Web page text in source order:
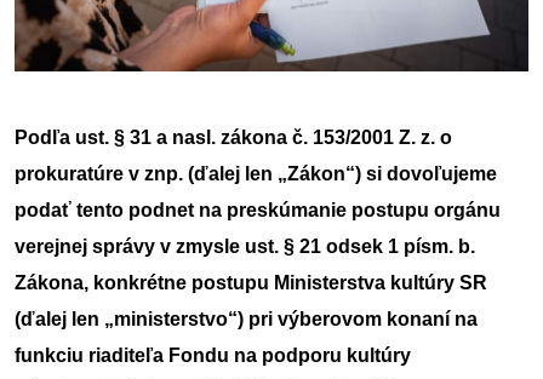
Podľa ust. § 31 a nasl. zákona č. 153/2001 Z. z. o
prokuratúre v znp. (ďalej len „Zákon“) si dovoľujeme
podať tento podnet na preskúmanie postupu orgánu
verejnej správy v zmysle ust. § 21 odsek 1 písm. b.
Zákona, konkrétne postupu Ministerstva kultúry SR
(ďalej len „ministerstvo“) pri výberovom konaní na
funkciu riaditeľa Fondu na podporu kultúry